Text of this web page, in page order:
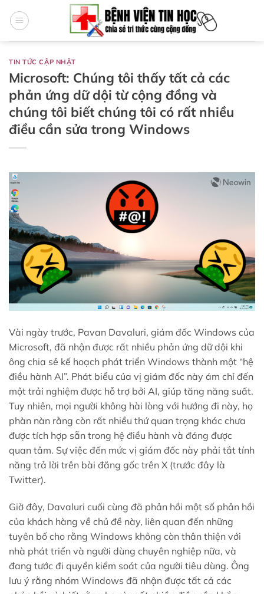
qua
TIN TỨC CẬP NHẬT
Microsoft: Chúng tôi thấy tất cả các
phản ứng dữ dội từ cộng đồng và
chúng tôi biết chúng tôi có rất nhiều
điều cần sửa trong Windows
Vài ngày trước, Pavan Davaluri, giám đốc Windows của
Microsoft, đã nhận được rất nhiều phản ứng dữ dội khi
ông chia sẻ kế hoạch phát triển Windows thành một “hệ
điều hành AI”. Phát biểu của vị giám đốc này ám chỉ đến
một trải nghiệm được hỗ trợ bởi AI, giúp tăng năng suất.
Tuy nhiên, mọi người không hài lòng với hướng đi này, họ
phàn nàn rằng còn rất nhiều thứ quan trọng khác chưa
được tích hợp sẵn trong hệ điều hành và đáng được
quan tâm. Sự việc đến mức vị giám đốc này phải tắt tính
năng trả lời trên bài đăng gốc trên X (trước đây là
Twitter).
Giờ đây, Davaluri cuối cùng đã phản hồi một số phản hồi
của khách hàng về chủ đề này, liên quan đến những
tuyên bố cho rằng Windows không còn thân thiện với
nhà phát triển và người dùng chuyên nghiệp nữa, và
đang tước đi quyền kiểm soát của người tiêu dùng. Ông
lưu ý rằng nhóm Windows đã nhận được tất cả các